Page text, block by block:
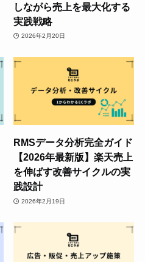
しながら売上を最大化する
実践戦略
2026年2月20日
RMSデータ分析完全ガイド
【2026年最新版】楽天売上
を伸ばす改善サイクルの実
践設計
2026年2月19日